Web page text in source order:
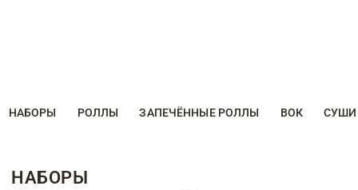
НАБОРЫ РОЛЛЫ ЗАПЕЧЁННЫЕ РОЛЛЫ ВОК СУШИ
НАБОРЫ